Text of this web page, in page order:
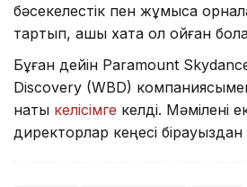
бәсекелестік пен жұмысқа
тартып, ашық хатқа қол қойған
Бұған дейін Paramount
Discovery (WBD)
нақты келісімге келді. Мәмілені
директорлар кеңесі бірауыздан